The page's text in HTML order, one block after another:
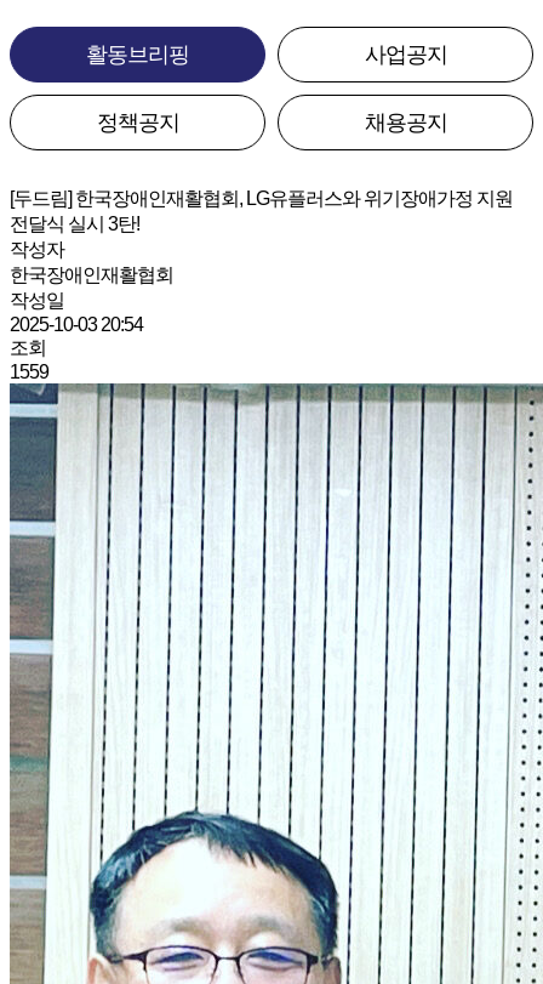
활동브리핑 사업공지
정책공지 채용공지
[두드림] 한국장애인재활협회, LG유플러스와 위기장애가정 지원
전달식 실시 3탄!
작성자
한국장애인재활협회
작성일
2025-10-03 20:54
조회
1559